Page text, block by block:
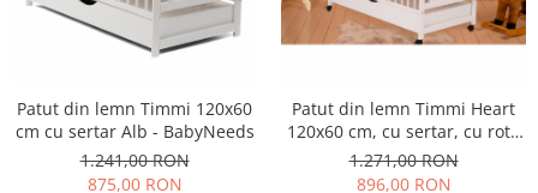
Patut din lemn Timmi 120x60
cm cu sertar Alb - BabyNeeds
1.241,00 RON
875,00 RON
Patut din lemn Timmi Heart
120x60 cm, cu sertar, cu roti,
din lemn de pin, MDF,
Somiera reglabila, Alb - Qmini
1.271,00 RON
896,00 RON